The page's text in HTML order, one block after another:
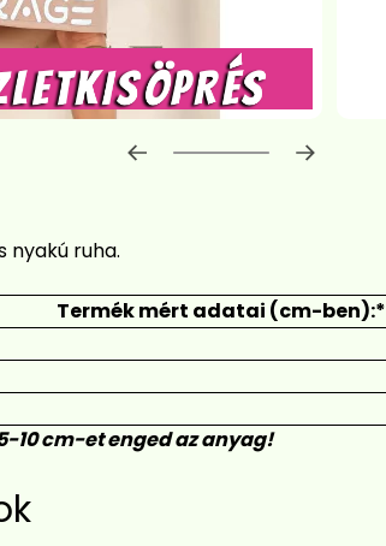
Előrehaladás:
nyakú ruha.
Termék mért adatai (cm-ben):*
10 cm-et enged az anyag!